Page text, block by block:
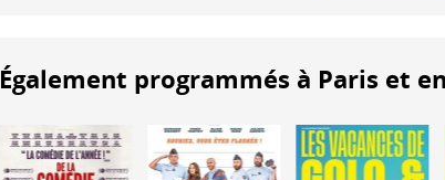
Également programmés à Paris et